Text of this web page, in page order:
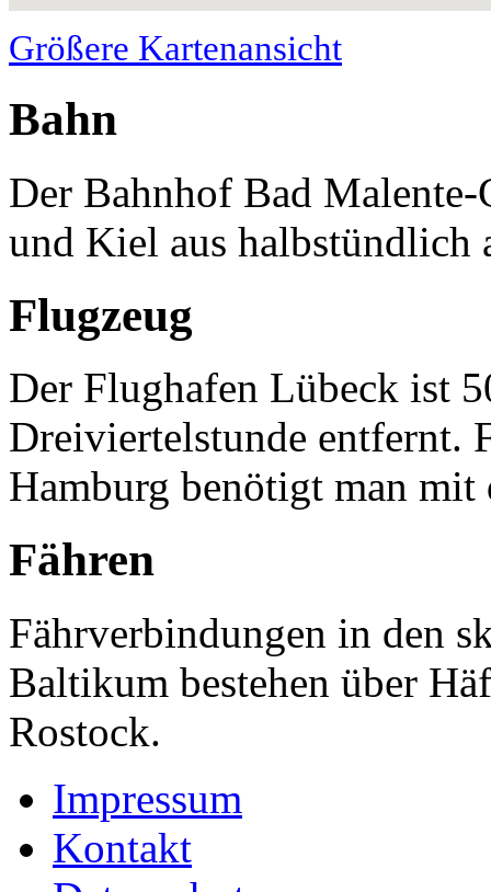
Größere Kartenansicht
Bahn
Der Bahnhof Bad
und Kiel aus halbstündlich
Flugzeug
Der Flughafen Lübeck ist
Dreiviertelstunde entfernt.
Hamburg benötigt man mit
Fähren
Fährverbindungen in den
Baltikum bestehen über
Rostock.
Impressum
Kontakt